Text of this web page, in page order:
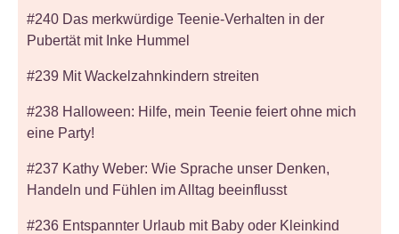
#240 Das merkwürdige Teenie-Verhalten in der
Pubertät mit Inke Hummel
#239 Mit Wackelzahnkindern streiten
#238 Halloween: Hilfe, mein Teenie feiert ohne mich
eine Party!
#237 Kathy Weber: Wie Sprache unser Denken,
Handeln und Fühlen im Alltag beeinflusst
#236 Entspannter Urlaub mit Baby oder Kleinkind